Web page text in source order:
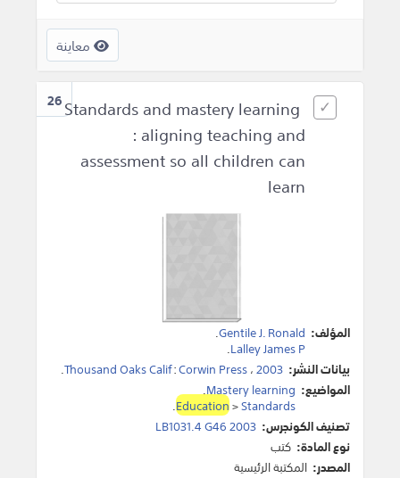
معاينة
26Standards and mastery learning
: aligning teaching and
assessment so all children can
learn
المؤلف: Gentile J. Ronald
.
Lalley James P
.
بيانات النشر:
Thousand Oaks Calif:Corwin Press،2003
.
المواضيع: Mastery learning
.
Education>Standards
.
تصنيف الكونجرس: LB1031.4 G46 2003
نوع المادة: كتب
المصدر: المكتبة الرئيسية